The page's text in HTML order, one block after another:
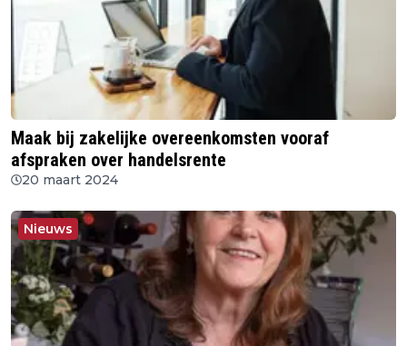
Maak bij zakelijke overeenkomsten vooraf
afspraken over handelsrente
20 maart 2024
Nieuws